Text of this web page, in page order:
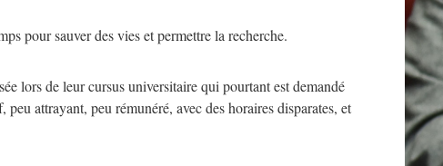
pour sauver des vies et permettre la recherche.
lors de leur cursus universitaire qui pourtant est demandé
attrayant, peu rémunéré, avec des horaires disparates, et